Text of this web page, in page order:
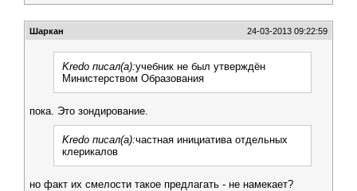
Шаркан 24-03-2013 09:22:59
Kredo писал(а):учебник не был утверждён
Министерством Образования
пока. Это зондирование.
Kredo писал(а):частная инициатива отдельных
клерикалов
но факт их смелости такое предлагать - не намекает?